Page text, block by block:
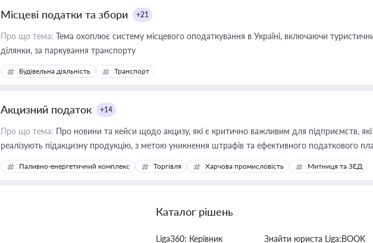
Місцеві податки та збори +21
Про що тема: Тема охоплює систему місцевого оподаткування в Україні, включаючи
ділянки, за паркування транспорту
Будівельна діяльність Транспорт
Акцизний податок +14
Про що тема: Про новини та кейси щодо акцизу, які є критично важливим для підприємств,
реалізують підакцизну продукцію, з метою уникнення штрафів та ефективного податкового
Паливно-енергетичний комплекс Торгівля Харчова промисловість Митниця та ЗЕД
Каталог рішень
Liga360: Керівник Знайти юриста Liga:BOOK